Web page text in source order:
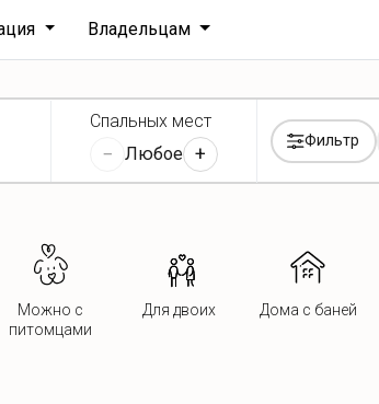
Владельцам
Спальных мест
− Любое +
Фильтр
Можно с
питомцами
Для двоих Дома с баней